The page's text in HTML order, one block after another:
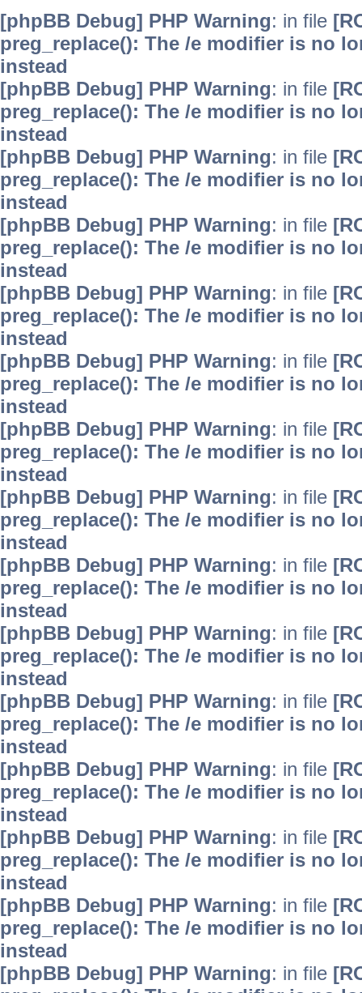
[phpBB Debug] PHP Warning: in file
preg_replace(): The /e modifier is no
instead
[phpBB Debug] PHP Warning: in file
preg_replace(): The /e modifier is no
instead
[phpBB Debug] PHP Warning: in file
preg_replace(): The /e modifier is no
instead
[phpBB Debug] PHP Warning: in file
preg_replace(): The /e modifier is no
instead
[phpBB Debug] PHP Warning: in file
preg_replace(): The /e modifier is no
instead
[phpBB Debug] PHP Warning: in file
preg_replace(): The /e modifier is no
instead
[phpBB Debug] PHP Warning: in file
preg_replace(): The /e modifier is no
instead
[phpBB Debug] PHP Warning: in file
preg_replace(): The /e modifier is no
instead
[phpBB Debug] PHP Warning: in file
preg_replace(): The /e modifier is no
instead
[phpBB Debug] PHP Warning: in file
preg_replace(): The /e modifier is no
instead
[phpBB Debug] PHP Warning: in file
preg_replace(): The /e modifier is no
instead
[phpBB Debug] PHP Warning: in file
preg_replace(): The /e modifier is no
instead
[phpBB Debug] PHP Warning: in file
preg_replace(): The /e modifier is no
instead
[phpBB Debug] PHP Warning: in file
preg_replace(): The /e modifier is no
instead
[phpBB Debug] PHP Warning: in file